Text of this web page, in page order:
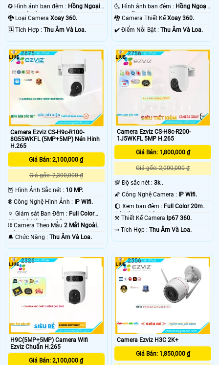
✪ Hình ảnh ban đêm : Hồng Ngoại
10m Có Màu Ban Ðêm.
🐉️ Loại Camera Xoay 360.
️🆑 Tích Hợp : Thu Âm Và Loa.
🌜 Hình ảnh ban đêm : Hồng Ngoại
10m Hồng Ngoại Smart IR.
🐉️ Camera Thiết KếXoay 360.
️✔️ Điểm Nỗi Bật :Thu Âm Và Loa.
Camera Ezviz CS-H9c-R100-
8G55WKFL (5MP+5MP) Nén Hinh
H.265
Giá Bán: 2,100,000 ₫
Giá gốc: 2,300,000 ₫
🦉 Hình Ảnh Sắc nét : 10 MP.
®️ Công Nghệ Hình Ảnh :
IP Wifi.
🔅 Giám sát Ban Đêm : Full Color
30m Có Màu Ban Ðêm.
⛓ Camera Theo Mẫu 2 Mắt Ngoài
Trời.
️🔔 Chức Năng : Thu Âm Và Loa.
2675
Camera Ezviz CS-H8c-R200-
1J5WKFL 5MP H.265
Giá Bán: 1,800,000 ₫
Giá gốc: 2,000,000 ₫
💯 Độ sắc nét :3k .
🌠 Công Nghệ Camera :
IP Wifi.
🌔 Xem ban đêm : Full Color 20m
Có Màu Ban Ðêm.
⚒ Thiết Kế Camera Ip67 360.
️⇝ Tích Hợp :Thu Âm Và Loa.
2756
H9C(5MP+5MP) Camera Wifi
Ezviz Chuẩn H.265
Giá Bán: 2,100,000 ₫
2326
Camera Ezviz H3C 2K+
Giá Bán: 1,850,000 ₫
2556